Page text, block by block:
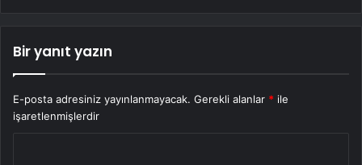
Bir yanıt yazın
E-posta adresiniz yayınlanmayacak. Gerekli alanlar * ile
işaretlenmişlerdir